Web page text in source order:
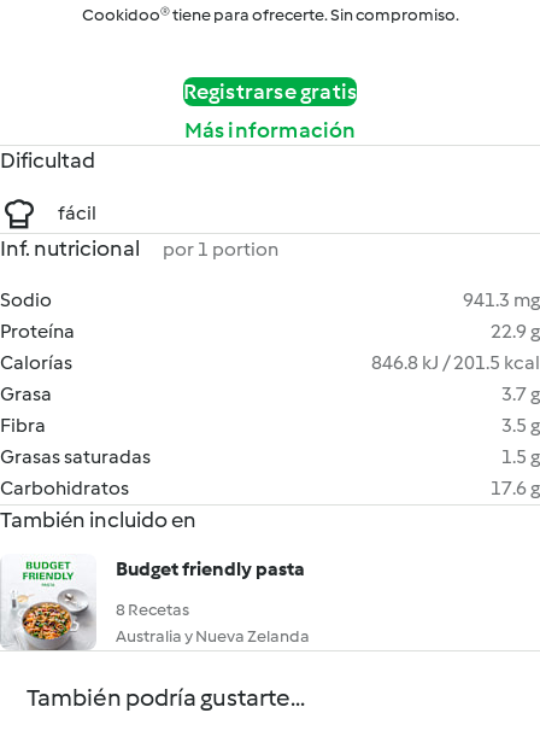
Cookidoo® tiene para ofrecerte. Sin compromiso.
Registrarse gratis
Más información
Dificultad
fácil
Inf. nutricional por 1 portion
Sodio
941.3 mg
Proteína
22.9 g
Calorías
846.8 kJ / 201.5 kcal
Grasa
3.7 g
Fibra
3.5 g
Grasas saturadas
1.5 g
Carbohidratos
17.6 g
También incluido en
Budget friendly pasta
8 Recetas
Australia y Nueva Zelanda
También podría gustarte...